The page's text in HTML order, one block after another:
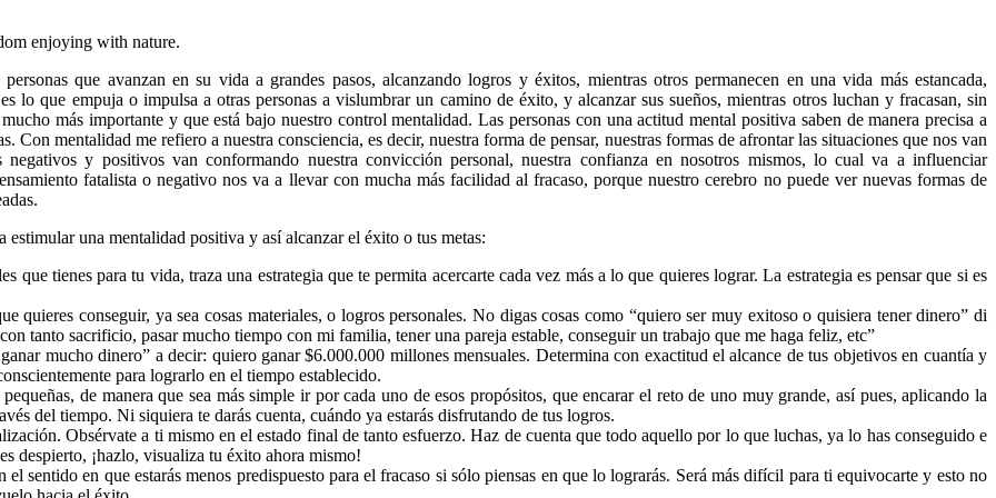
enjoying with nature.
que avanzan en su vida a grandes pasos, alcanzando logros y éxitos, mientras otros permanecen en una vida más estancada,
lo que empuja o impulsa a otras personas a vislumbrar un camino de éxito, y alcanzar sus sueños, mientras otros luchan y fracasan, sin
más importante y que está bajo nuestro control mentalidad. Las personas con una actitud mental positiva saben de manera precisa a
mentalidad me refiero a nuestra consciencia, es decir, nuestra forma de pensar, nuestras formas de afrontar las situaciones que nos van
negativos y positivos van conformando nuestra convicción personal, nuestra confianza en nosotros mismos, lo cual va a influenciar
fatalista o negativo nos va a llevar con mucha más facilidad al fracaso, porque nuestro cerebro no puede ver nuevas formas de
una mentalidad positiva y así alcanzar el éxito o tus metas:
que tienes para tu vida, traza una estrategia que te permita acercarte cada vez más a lo que quieres lograr. La estrategia es pensar que si es
conseguir, ya sea cosas materiales, o logros personales. No digas cosas como “quiero ser muy exitoso o quisiera tener dinero” di
tanto sacrificio, pasar mucho tiempo con mi familia, tener una pareja estable, conseguir un trabajo que me haga feliz, etc”
mucho dinero” a decir: quiero ganar $6.000.000 millones mensuales. Determina con exactitud el alcance de tus objetivos en cuantía y
para lograrlo en el tiempo establecido.
de manera que sea más simple ir por cada uno de esos propósitos, que encarar el reto de uno muy grande, así pues, aplicando la
del tiempo. Ni siquiera te darás cuenta, cuándo ya estarás disfrutando de tus logros.
Obsérvate a ti mismo en el estado final de tanto esfuerzo. Haz de cuenta que todo aquello por lo que luchas, ya lo has conseguido e
despierto, ¡hazlo, visualiza tu éxito ahora mismo!
sentido en que estarás menos predispuesto para el fracaso si sólo piensas en que lo lograrás. Será más difícil para ti equivocarte y esto no